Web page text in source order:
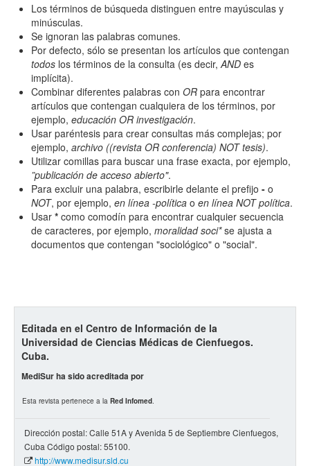
Los términos de búsqueda distinguen entre mayúsculas y
minúsculas.
Se ignoran las palabras comunes.
Por defecto, sólo se presentan los artículos que contengan
todos los términos de la consulta (es decir, AND es
implícita).
Combinar diferentes palabras con OR para encontrar
artículos que contengan cualquiera de los términos, por
ejemplo, educación OR investigación.
Usar paréntesis para crear consultas más complejas; por
ejemplo, archivo ((revista OR conferencia) NOT tesis).
Utilizar comillas para buscar una frase exacta, por ejemplo,
”publicación de acceso abierto".
Para excluir una palabra, escribirle delante el prefijo - o
NOT, por ejemplo, en línea -política o en línea NOT política.
Usar * como comodín para encontrar cualquier secuencia
de caracteres, por ejemplo, moralidad soci*se ajusta a
documentos que contengan "sociológico" o "social".
Editada en el Centro de Información de la
Universidad de Ciencias Médicas de Cienfuegos.
Cuba.
MediSur ha sido acreditada por
Esta revista pertenece a la Red Infomed.
Dirección postal: Calle 51A y Avenida 5 de Septiembre Cienfuegos,
Cuba Código postal: 55100.
http://www.medisur.sld.cu